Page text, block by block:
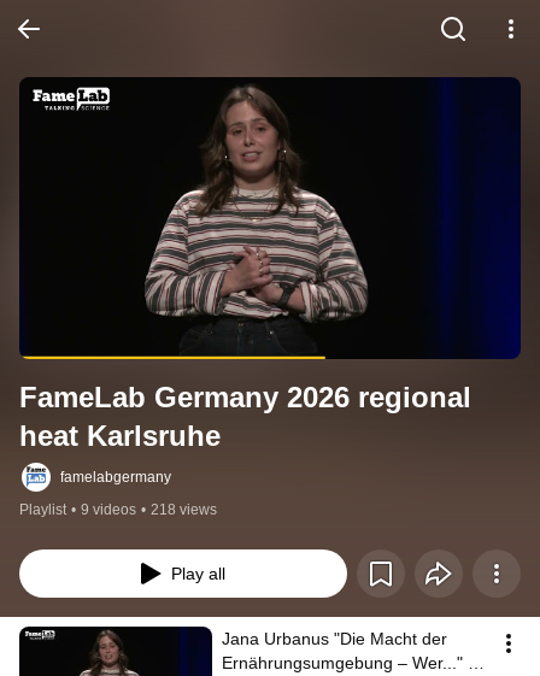
FameLab Germany 2026 regional
heat Karlsruhe
famelabgermany
Playlist • 9 videos • 218 views
Play all
Jana Urbanus "Die Macht der
Ernährungsumgebung – Wer..."